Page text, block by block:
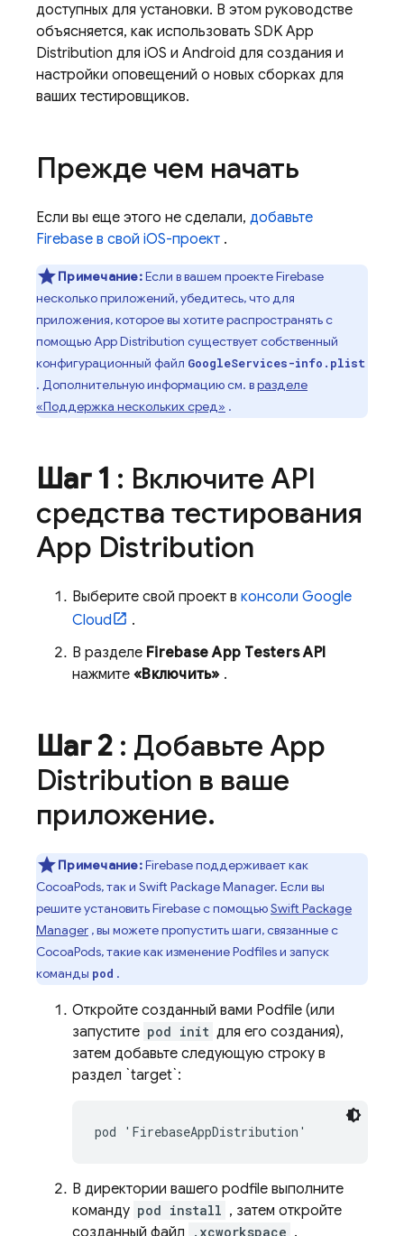
доступных для установки. В этом руководстве
объясняется, как использовать SDK App
Distribution для iOS и Android для создания и
настройки оповещений о новых сборках для
ваших тестировщиков.
Прежде чем начать
Если вы еще этого не сделали, добавьте
Firebase в свой iOS-проект .
Примечание:Если в вашем проекте Firebase
несколько приложений, убедитесь, что для
приложения, которое вы хотите распространять с
помощьюApp Distribution существует собственный
конфигурационный файл GoogleServices-info.plist
. Дополнительную информацию см. вразделе
«Поддержка нескольких сред» .
Шаг 1 : Включите API
средства тестирования
App Distribution
Выберите свой проект в консоли Google
Cloud
.
В разделе Firebase App Testers API
нажмите «Включить» .
Шаг 2 : ДобавьтеApp
Distribution в ваше
приложение.
Примечание:Firebase поддерживает как
CocoaPods, так и Swift Package Manager. Если вы
решите установить Firebase с помощьюSwift Package
Manager , вы можете пропустить шаги, связанные с
CocoaPods, такие как изменение Podfiles и запуск
команды pod .
Откройте созданный вами Podfile (или
запустите pod init для его создания),
затем добавьте следующую строку в
раздел `target`:
pod 'FirebaseAppDistribution'
В директории вашего podfile выполните
команду pod install , затем откройте
созданный файл
.xcworkspace .